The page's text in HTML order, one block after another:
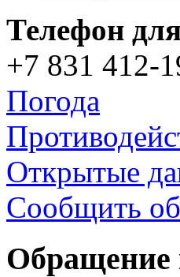
Телефон
+7 831 412-
Погода
Открытые
Сообщить
Обращение